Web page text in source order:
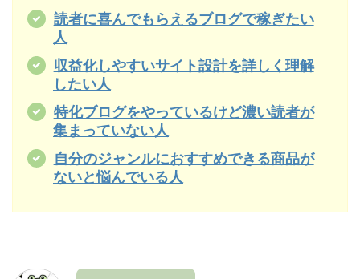
読者に喜んでもらえるブログで稼ぎたい
人
収益化しやすいサイト設計を詳しく理解
したい人
特化ブログをやっているけど濃い読者が
集まっていない人
自分のジャンルにおすすめできる商品が
ないと悩んでいる人